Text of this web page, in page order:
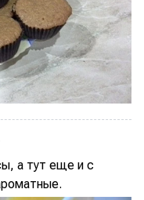
а тут еще и с